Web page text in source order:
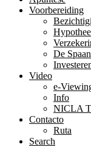
Voorbereiding
De
Video
e-
Info
NICLA
Contacto
Ruta
Search